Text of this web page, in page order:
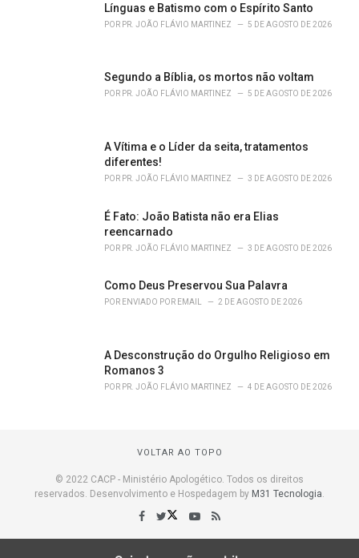
Línguas e Batismo com o Espírito Santo
POR PR. JOÃO FLÁVIO MARTINEZ 5 DE AGOSTO DE 2026
Segundo a Bíblia, os mortos não voltam
POR PR. JOÃO FLÁVIO MARTINEZ 5 DE AGOSTO DE 2026
A Vítima e o Líder da seita, tratamentos
diferentes!
POR PR. JOÃO FLÁVIO MARTINEZ 3 DE AGOSTO DE 2026
É Fato: João Batista não era Elias
reencarnado
POR PR. JOÃO FLÁVIO MARTINEZ 3 DE AGOSTO DE 2026
Como Deus Preservou Sua Palavra
POR ENVIADO POR EMAIL 2 DE AGOSTO DE 2026
A Desconstrução do Orgulho Religioso em
Romanos 3
POR PR. JOÃO FLÁVIO MARTINEZ 4 DE AGOSTO DE 2026
VOLTAR AO TOPO
© 2022 CACP - Ministério Apologético. Todos os direitos
reservados. Desenvolvimento e Hospedagem by M31 Tecnologia